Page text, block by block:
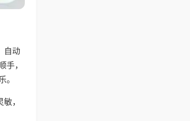
自动
，
，